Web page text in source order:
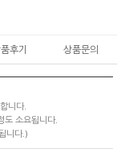
후기 상품문의
니다.
도 소요됩니다.
니다.)